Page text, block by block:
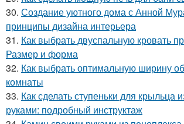
30. Создание уютного дома с Анной
принципы дизайна интерьера
31. Как выбрать двуспальную кровать
Размер и форма
32. Как выбрать оптимальную ширину
комнаты
33. Как сделать ступеньки для крыльца
руками: подробный инструктаж